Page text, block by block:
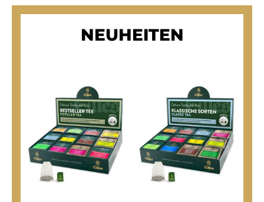
NEUHEITEN